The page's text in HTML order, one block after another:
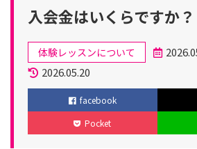
入会金はいくらですか？
テ
ゴ
リ
体験レッスンについて
投
稿
日
更
新
日
2026.05.20
facebook
Pocket